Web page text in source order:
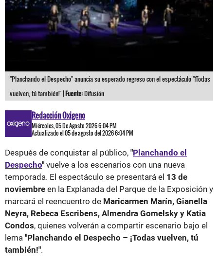
"Planchando el Despecho" anuncia su esperado regreso con el espectáculo "¡Todas
vuelven, tú también!" |Fuente:Difusión
Redacción Oxigeno
Miércoles, 05 De Agosto 2026 6:04 PM
Actualizado el 05 de agosto del 2026 6:04 PM
Después de conquistar al público, "Planchando el
Despecho" vuelve a los escenarios con una nueva
temporada. El espectáculo se presentará el 13 de
noviembre en la Explanada del Parque de la Exposición y
marcará el reencuentro de Maricarmen Marín, Gianella
Neyra, Rebeca Escribens, Almendra Gomelsky y Katia
Condos, quienes volverán a compartir escenario bajo el
lema "Planchando el Despecho – ¡Todas vuelven, tú
también!".